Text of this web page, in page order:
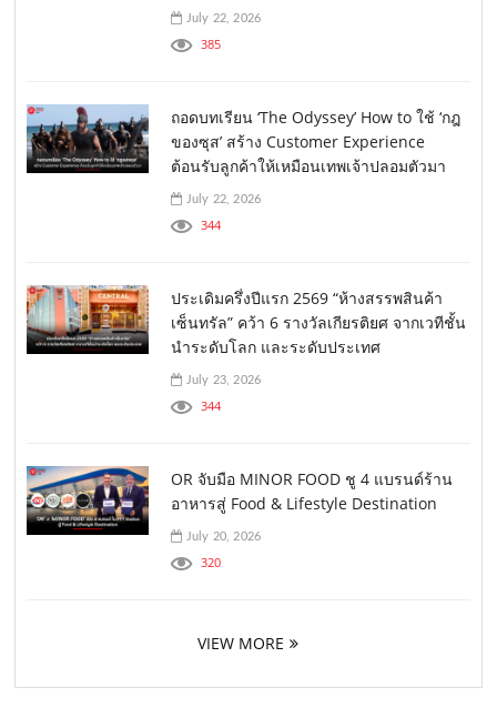
July 22, 2026
385
ถอดบทเรียน ‘The Odyssey’ How to ใช้ ‘กฎ
ของซุส’ สร้าง Customer Experience
ต้อนรับลูกค้าให้เหมือนเทพเจ้าปลอมตัวมา
July 22, 2026
344
ประเดิมครึ่งปีแรก 2569 “ห้างสรรพสินค้า
เซ็นทรัล” คว้า 6 รางวัลเกียรติยศ จากเวทีชั้น
นำระดับโลก และระดับประเทศ
July 23, 2026
344
OR จับมือ MINOR FOOD ชู 4 แบรนด์ร้าน
อาหารสู่ Food & Lifestyle Destination
July 20, 2026
320
VIEW MORE